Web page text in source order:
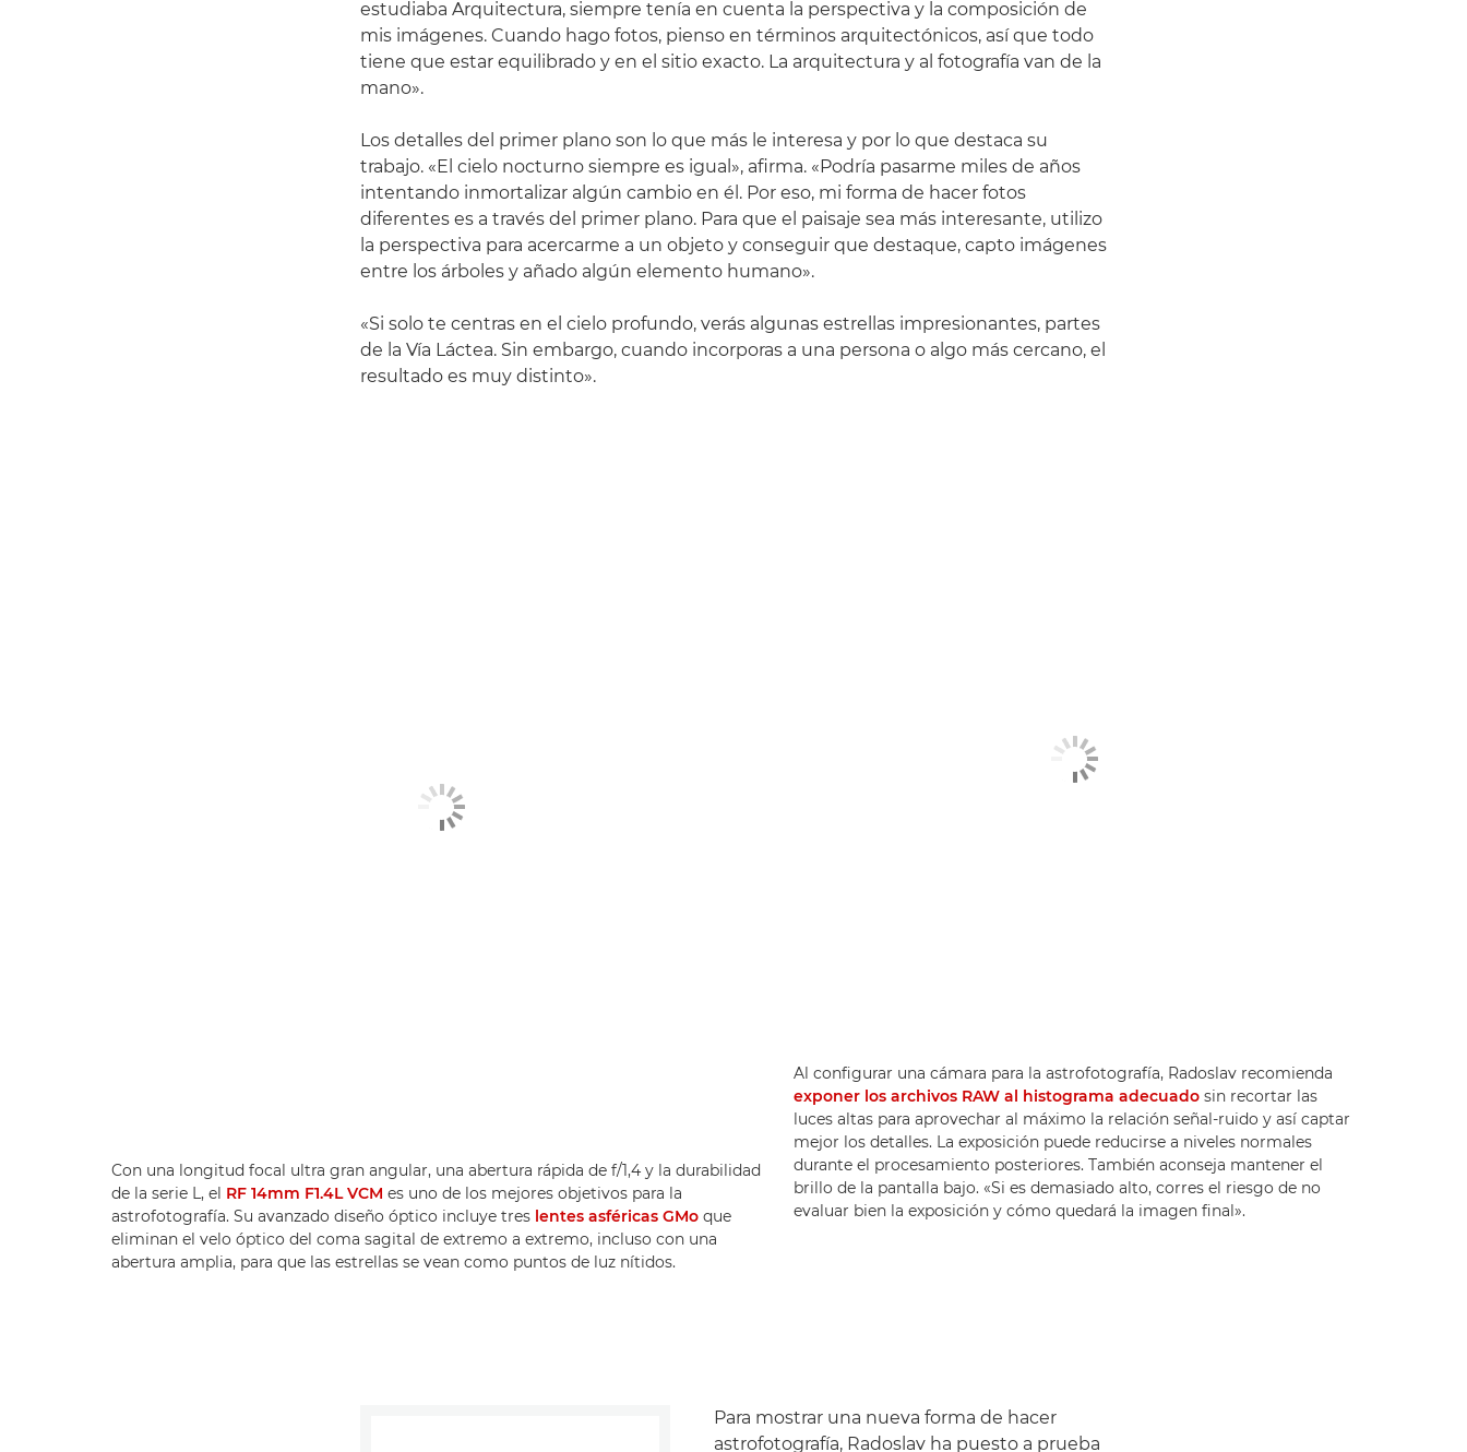
estudiaba Arquitectura, siempre tenía en cuenta la perspectiva y la composición de
mis imágenes. Cuando hago fotos, pienso en términos arquitectónicos, así que todo
tiene que estar equilibrado y en el sitio exacto. La arquitectura y al fotografía van de la
mano».
Los detalles del primer plano son lo que más le interesa y por lo que destaca su
trabajo. «El cielo nocturno siempre es igual», afirma. «Podría pasarme miles de años
intentando inmortalizar algún cambio en él. Por eso, mi forma de hacer fotos
diferentes es a través del primer plano. Para que el paisaje sea más interesante, utilizo
la perspectiva para acercarme a un objeto y conseguir que destaque, capto imágenes
entre los árboles y añado algún elemento humano».
«Si solo te centras en el cielo profundo, verás algunas estrellas impresionantes, partes
de la Vía Láctea. Sin embargo, cuando incorporas a una persona o algo más cercano, el
resultado es muy distinto».
Con una longitud focal ultra gran angular, una abertura rápida de f/1,4 y la durabilidad
de la serie L, el RF 14mm F1.4L VCM es uno de los mejores objetivos para la
astrofotografía. Su avanzado diseño óptico incluye tres lentes asféricas GMo que
eliminan el velo óptico del coma sagital de extremo a extremo, incluso con una
abertura amplia, para que las estrellas se vean como puntos de luz nítidos.
Al configurar una cámara para la astrofotografía, Radoslav recomienda
exponer los archivos RAW al histograma adecuadosin recortar las
luces altas para aprovechar al máximo la relación señal-ruido y así captar
mejor los detalles. La exposición puede reducirse a niveles normales
durante el procesamiento posteriores. También aconseja mantener el
brillo de la pantalla bajo. «Si es demasiado alto, corres el riesgo de no
evaluar bien la exposición y cómo quedará la imagen final».
Para mostrar una nueva forma de hacer
astrofotografía, Radoslav ha puesto a prueba